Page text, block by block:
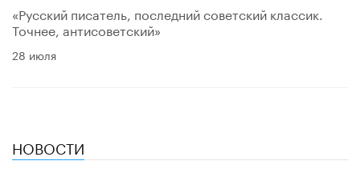
«Русский писатель, последний советский классик.
Точнее, антисоветский»
28 июля
НОВОСТИ